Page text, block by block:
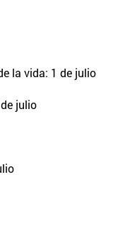
la vida: 1 de julio
julio